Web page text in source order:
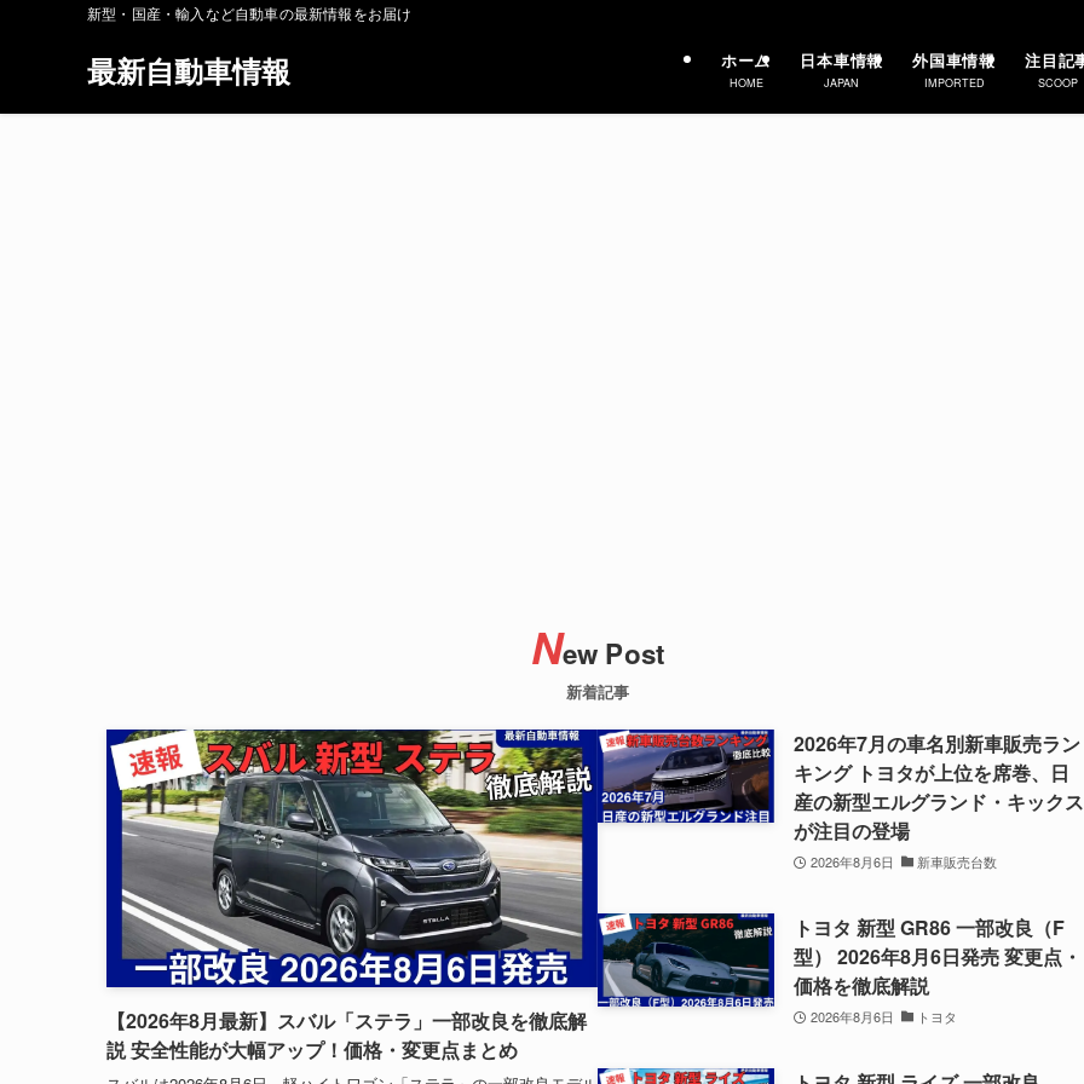
新型・国産・輸入など自動車の最新情報をお届け
最新自動車情報 ホーム
HOME
日本車情報
JAPAN
外国車情報
IMPORTED
注目記
SCOOP
New Post
新着記事
【2026年8月最新】スバル「ステラ」一部改良を徹底解
説 安全性能が大幅アップ！価格・変更点まとめ
2026年7月の車名別新車販売ラン
キング トヨタが上位を席巻、日
産の新型エルグランド・キックス
が注目の登場
2026年8月6日 新車販売台数
トヨタ 新型 GR86 一部改良（F
型） 2026年8月6日発売 変更点・
価格を徹底解説
2026年8月6日 トヨタ